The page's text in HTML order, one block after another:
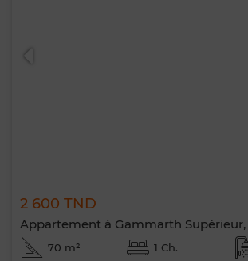
2 600 TND
Appartement à Gammarth Supérieur,
70 m² 1 Ch.